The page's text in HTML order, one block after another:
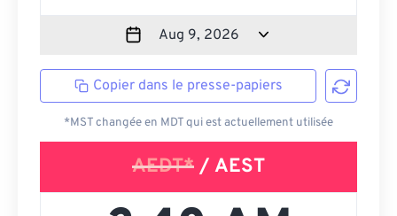
Copier dans le presse-papiers
*MST changée en MDT qui est actuellement utilisée
AEDT* / AEST